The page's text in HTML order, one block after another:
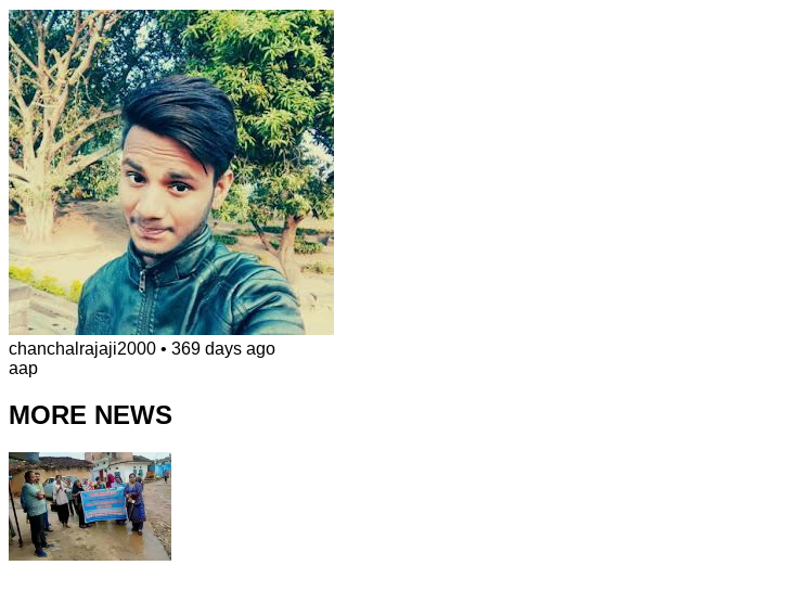
chanchalrajaji2000 • 369 days ago
aap
MORE NEWS